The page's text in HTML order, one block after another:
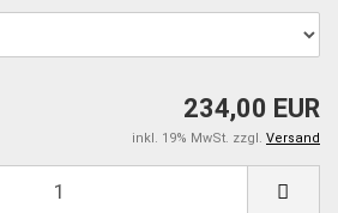
234,00 EUR
inkl. 19% MwSt. zzgl. Versand